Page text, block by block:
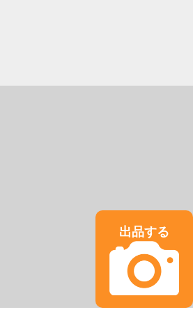
出品する